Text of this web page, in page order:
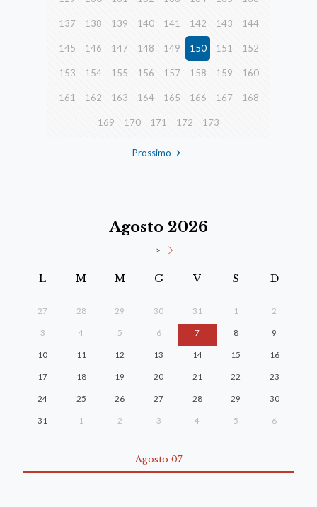
137 138 139 140 141 142 143 144
145 146 147 148 149 150 151 152
153 154 155 156 157 158 159 160
161 162 163 164 165 166 167 168
169 170 171 172 173
Prossimo
Agosto 2026
>
L M M G V S D
27 28 29 30 31 1 2
3 4 5 6 7 8 9
10 11 12 13 14 15 16
17 18 19 20 21 22 23
24 25 26 27 28 29 30
31 1 2 3 4 5 6
Agosto 07